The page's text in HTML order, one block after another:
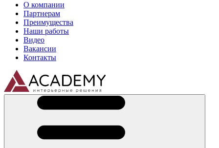
О компании
Партнерам
Преимущества
Наши работы
Видео
Вакансии
Контакты